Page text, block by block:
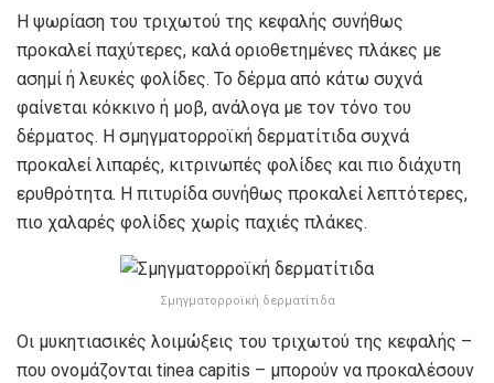
Η ψωρίαση του τριχωτού της κεφαλής συνήθως
προκαλεί παχύτερες, καλά οριοθετημένες πλάκες με
ασημί ή λευκές φολίδες. Το δέρμα από κάτω συχνά
φαίνεται κόκκινο ή μοβ, ανάλογα με τον τόνο του
δέρματος. Η σμηγματορροϊκή δερματίτιδα συχνά
προκαλεί λιπαρές, κιτρινωπές φολίδες και πιο διάχυτη
ερυθρότητα. Η πιτυρίδα συνήθως προκαλεί λεπτότερες,
πιο χαλαρές φολίδες χωρίς παχιές πλάκες.
Σμηγματορροϊκή δερματίτιδα
Οι μυκητιασικές λοιμώξεις του τριχωτού της κεφαλής –
που ονομάζονται tinea capitis – μπορούν να προκαλέσουν